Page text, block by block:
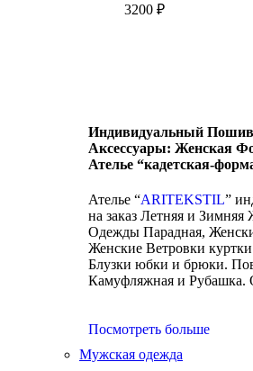
3200 ₽
Индивидуальный Пошив
Аксессуары: Женская
Ателье “кадетская-
Ателье “ARITEKSTIL”
на заказ Летняя и
Одежды Парадная,
Женские Ветровки
Блузки юбки и брюки.
Камуфляжная и Рубашка.
Посмотреть больше
Мужская одежда